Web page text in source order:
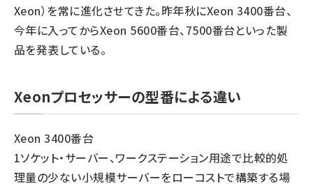
Xeon）を常に進化させてきた。昨年秋にXeon 3400番台、
今年に入ってからXeon 5600番台、7500番台といった製
品を発表している。
Xeonプロセッサーの型番による違い
Xeon 3400番台
1ソケット・サーバー、ワークステーション用途で比較的処
理量の少ない小規模サーバーをローコストで構築する場